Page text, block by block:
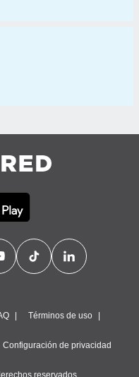
Términos de uso
Configuración de privacidad
reservados